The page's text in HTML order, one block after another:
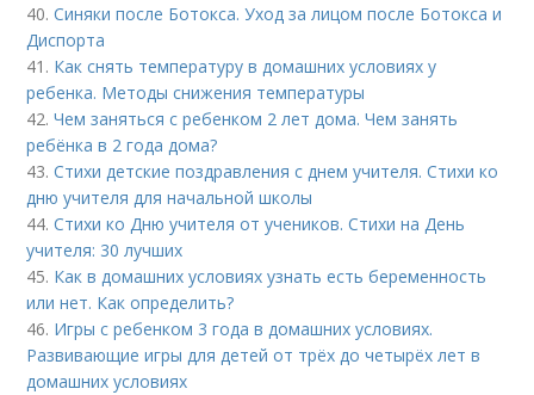
40.Синяки после Ботокса. Уход за лицом после Ботокса и
Диспорта
41. Как снять температуру в домашних условиях у
ребенка. Методы снижения температуры
42.Чем заняться с ребенком 2 лет дома. Чем занять
ребёнка в 2 года дома?
43.Стихи детские поздравления с днем учителя. Стихи ко
дню учителя для начальной школы
44.Стихи ко Дню учителя от учеников. Стихи на День
учителя: 30 лучших
45. Как в домашних условиях узнать есть беременность
или нет. Как определить?
46. Игры с ребенком 3 года в домашних условиях.
Развивающие игры для детей от трёх до четырёх лет в
домашних условиях